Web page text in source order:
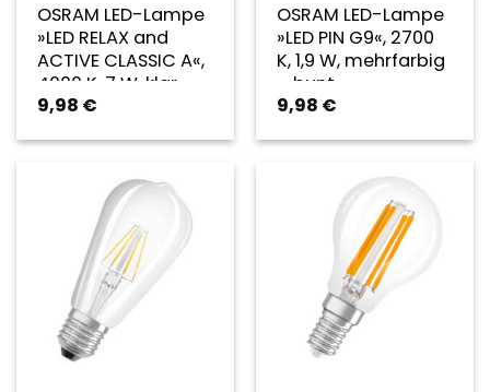
OSRAM LED-Lampe
»LED RELAX and
ACTIVE CLASSIC A«,
4000 K, 7 W, klar –
transparent
9,98 €
OSRAM LED-Lampe
»LED PIN G9«, 2700
K, 1,9 W, mehrfarbig
– bunt
9,98 €